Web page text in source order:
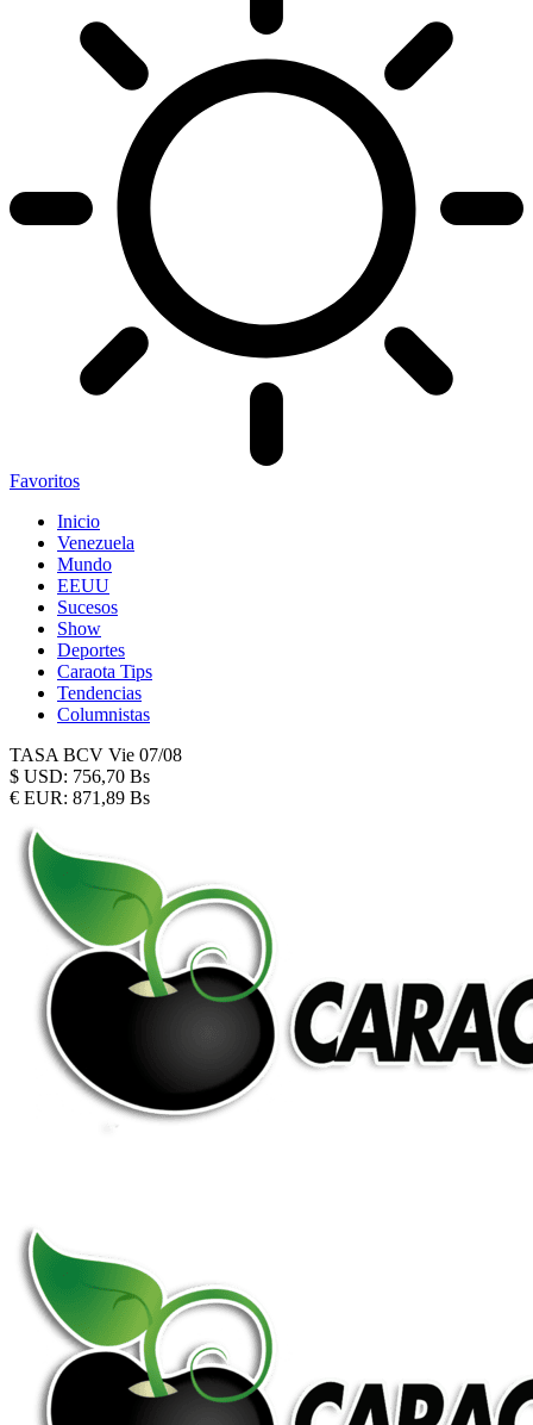
Favoritos
Inicio
Venezuela
Mundo
EEUU
Sucesos
Show
Deportes
Caraota Tips
Tendencias
Columnistas
TASA BCV Vie 07/08
$ USD: 756,70 Bs
€ EUR: 871,89 Bs